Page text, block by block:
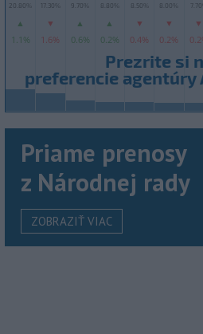
Priame prenosy
z Národnej rady
ZOBRAZIŤ VIAC